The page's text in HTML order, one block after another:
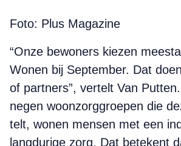
Foto: Plus Magazine
“Onze bewoners kiezen
Wonen bij September. Dat
of partners”, vertelt Van
negen woonzorggroepen die
telt, wonen mensen met een
langdurige zorg. Dat betekent